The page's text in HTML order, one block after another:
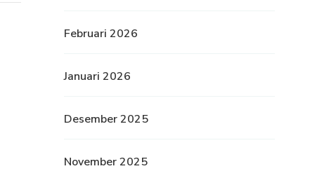
Februari 2026
Januari 2026
Desember 2025
November 2025